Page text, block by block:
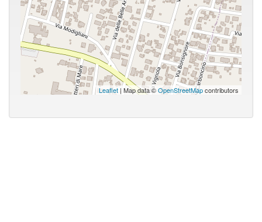
Leaflet | Map data ©OpenStreetMapcontributors